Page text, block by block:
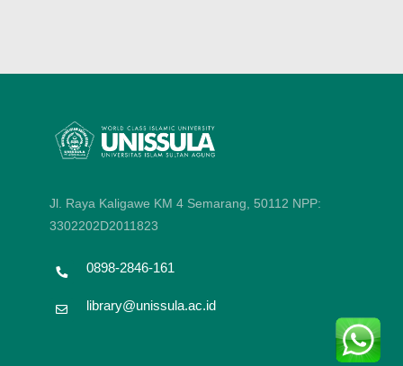
Jl. Raya Kaligawe KM 4 Semarang, 50112 NPP:
3302202D2011823
0898-2846-161
library@unissula.ac.id